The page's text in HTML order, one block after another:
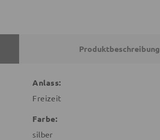
Produktbeschreibung
Anlass:
Freizeit
Farbe:
silber